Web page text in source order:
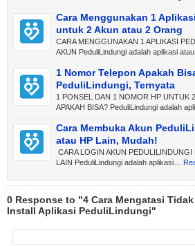
Cara Menggunakan 1
untuk 2 Akun atau 2 Orang
CARA MENGGUNAKAN 1 APLIKASI
AKUN PeduliLindungi adalah aplikasi atau
1 Nomor Telepon Apakah
PeduliLindungi, Ternyata
1 PONSEL DAN 1 NOMOR HP UNTUK
APAKAH BISA? PeduliLindungi adalah
Cara Membuka Akun
atau HP Lain, Mudah!
CARA LOGIN AKUN
LAIN PeduliLindungi adalah aplikasi…
0 Response to "4 Cara Mengatasi
Install Aplikasi PeduliLindungi"